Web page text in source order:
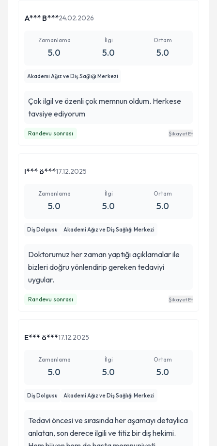
A*** B***24.02.2026
Zamanlama
5.0
İlgi
5.0
Ortam
5.0
Akademi Ağız ve Diş Sağlığı Merkezi
Çok ilgil ve özenli çok memnun oldum. Herkese
tavsiye ediyorum
Randevu sonrası Şikayet Et
I*** ö***17.12.2025
Zamanlama
5.0
İlgi
5.0
Ortam
5.0
Diş Dolgusu Akademi Ağız ve Diş Sağlığı Merkezi
Doktorumuz her zaman yaptığı açıklamalar ile
bizleri doğru yönlendirip gereken tedaviyi
uygular.
Randevu sonrası Şikayet Et
E*** ö***17.12.2025
Zamanlama
5.0
İlgi
5.0
Ortam
5.0
Diş Dolgusu Akademi Ağız ve Diş Sağlığı Merkezi
Tedavi öncesi ve sırasında her aşamayı detaylıca
anlatan, son derece ilgili ve titiz bir diş hekimi.